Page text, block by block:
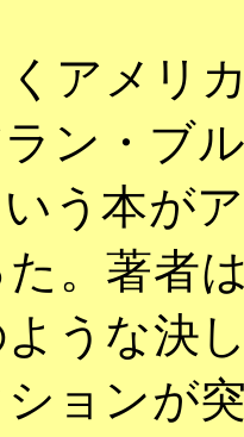
アメリ
ン・ブ
いう本が
。著者
うな決
ョンが